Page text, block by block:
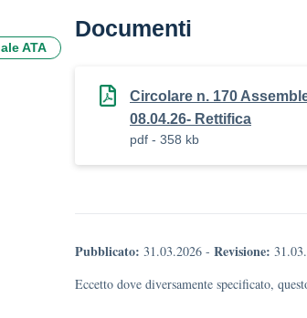
Documenti
Circolare n. 170
08.04.26- Rettifica
pdf - 358 kb
Pubblicato: 31.03.2026 - Revisione:
Eccetto dove diversamente specificato,
ATA